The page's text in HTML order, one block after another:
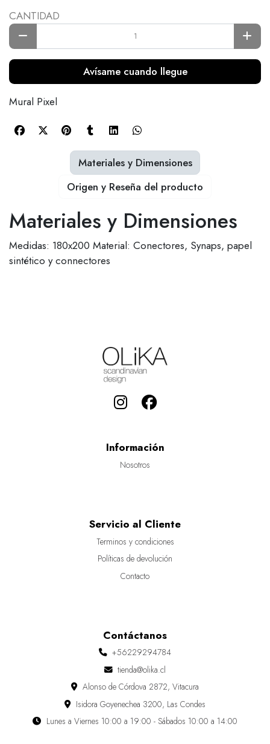
CANTIDAD
Avísame cuando llegue
Mural Pixel
Materiales y Dimensiones
Medidas: 180x200 Material: Conectores, Synaps, papel
sintético y connectores
Materiales y Dimensiones
Origen y Reseña del producto
Información
Nosotros
Servicio al Cliente
Terminos y condiciones
Políticas de devolución
Contacto
Contáctanos
+56229294784
tienda@olika.cl
Alonso de Córdova 2872, Vitacura
Isidora Goyenechea 3200, Las Condes
Lunes a Viernes 10:00 a 19:00 - Sábados 10:00 a 14:00